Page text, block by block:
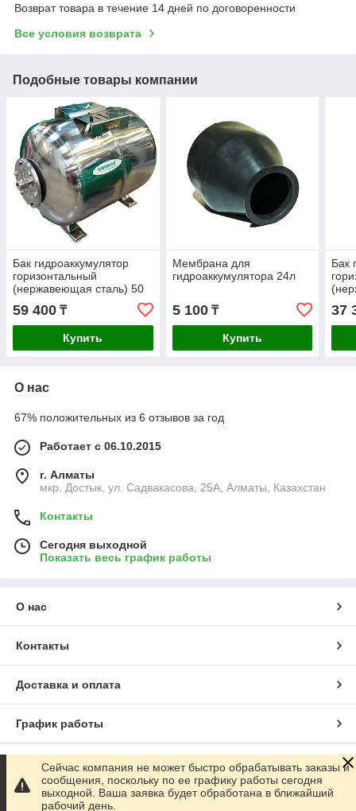
Возврат товара в течение 14 дней по договоренности
Все условия возврата
Подобные товары компании
Бак гидроаккумулятор
горизонтальный
(нержавеющая сталь) 50
л. SHIMGE
59 400 ₸
Купить
Мембрана для
гидроаккумулятора 24л
5 100₸
Купить
Бак
37
О нас
67% положительных из 6 отзывов за год
Работает с 06.10.2015
г. Алматы
мкр. Достык, ул. Садвакасова, 25А, Алматы, Казахстан
Контакты
Сегодня выходной
Показать весь график работы
О нас
Контакты
Доставка и оплата
График работы
Полная версия сайта
Сайт создан на маркетплейсе Satu.kz
Сейчас компания не может быстро обрабатывать заказы и
сообщения, поскольку по ее графику работы сегодня
выходной. Ваша заявка будет обработана в ближайший
рабочий день.